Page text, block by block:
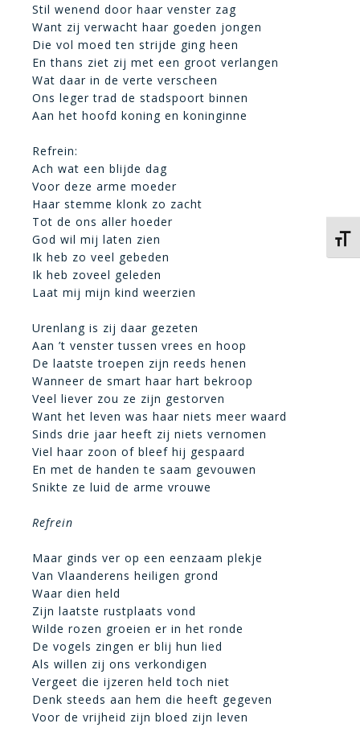
Stil wenend door haar venster zag
Want zij verwacht haar goeden jongen
Die vol moed ten strijde ging heen
En thans ziet zij met een groot verlangen
Wat daar in de verte verscheen
Ons leger trad de stadspoort binnen
Aan het hoofd koning en koninginne
Refrein:
Ach wat een blijde dag
Voor deze arme moeder
Haar stemme klonk zo zacht
Tot de ons aller hoeder
God wil mij laten zien
Ik heb zo veel gebeden
Ik heb zoveel geleden
Laat mij mijn kind weerzien
Urenlang is zij daar gezeten
Aan ’t venster tussen vrees en hoop
De laatste troepen zijn reeds henen
Wanneer de smart haar hart bekroop
Veel liever zou ze zijn gestorven
Want het leven was haar niets meer waard
Sinds drie jaar heeft zij niets vernomen
Viel haar zoon of bleef hij gespaard
En met de handen te saam gevouwen
Snikte ze luid de arme vrouwe
Refrein
Maar ginds ver op een eenzaam plekje
Van Vlaanderens heiligen grond
Waar dien held
Zijn laatste rustplaats vond
Wilde rozen groeien er in het ronde
De vogels zingen er blij hun lied
Als willen zij ons verkondigen
Vergeet die ijzeren held toch niet
Denk steeds aan hem die heeft gegeven
Voor de vrijheid zijn bloed zijn leven